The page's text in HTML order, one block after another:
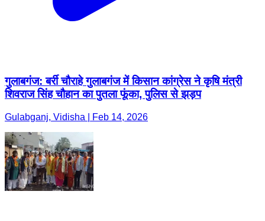
गुलाबगंज: बर्री चौराहे गुलाबगंज में किसान कांग्रेस ने कृषि मंत्री
शिवराज सिंह चौहान का पुतला फूंका, पुलिस से झड़प
Gulabganj, Vidisha | Feb 14, 2026